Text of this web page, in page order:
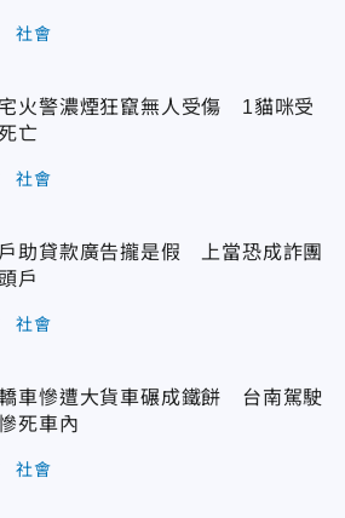
社會
火警濃煙狂竄無人受傷 1貓咪受
亡
社會
助貸款廣告攏是假 上當恐成詐團
戶
社會
車慘遭大貨車碾成鐵餅 台南駕駛
死車內
社會